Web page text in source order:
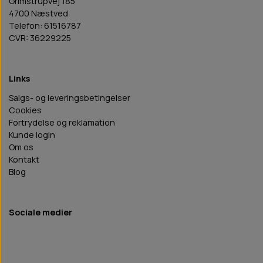
4700 Næstved
Telefon: 61516787
CVR: 36229225
Links
Salgs- og leveringsbetingelser
Cookies
Fortrydelse og reklamation
Kunde login
Om os
Kontakt
Blog
Sociale medier